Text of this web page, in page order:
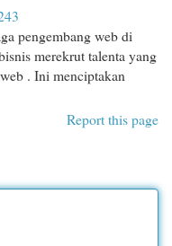
pengembang web di
merekrut talenta yang
. Ini menciptakan
Report this page